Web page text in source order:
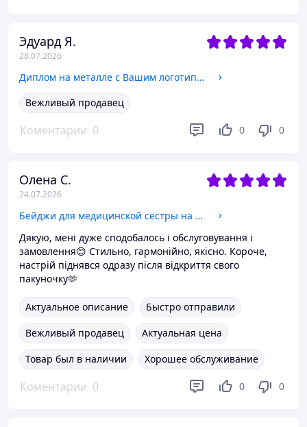
Эдуард Я.
28.07.2026
Диплом на металле с Вашим логотипом, формат А5
Вежливый продавец
Коментарии 0 0 0
Олена С.
24.07.2026
Бейджи для медицинской сестры на магните или булавке
Дякую, мені дуже сподобалось і обслуговування і
замовлення😊 Стильно, гармонійно, якісно. Короче,
настрій піднявся одразу після відкриття свого
пакуночку🫶
Актуальное описание
Быстро отправили
Вежливый продавец
Актуальная цена
Товар был в наличии
Хорошее обслуживание
Коментарии 0 0 0